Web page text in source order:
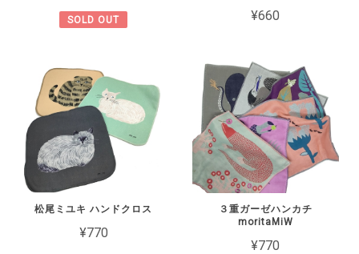
SOLD OUT ¥660
松尾ミユキ ハンドクロス
¥770
３重ガーゼハンカチ
moritaMiW
¥770